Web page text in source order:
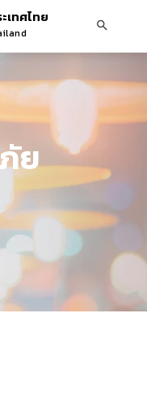
เทศไทย
ย